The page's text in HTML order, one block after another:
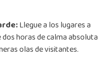
Llegue a los lugares a
horas de calma absoluta
olas de visitantes.